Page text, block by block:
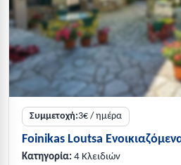
Συμμετοχή:3€ / ημέρα
Foinikas Loutsa
Κατηγορία: 4 Κλειδιών